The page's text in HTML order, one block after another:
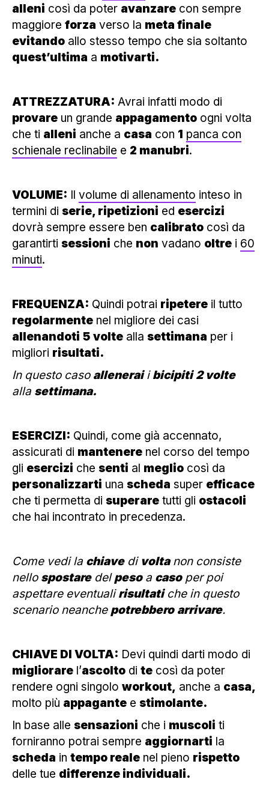
alleni così da poter avanzare con sempre
maggiore forza verso la meta finale
evitando allo stesso tempo che sia soltanto
quest’ultima a motivarti.
ATTREZZATURA: Avrai infatti modo di
provare un grande appagamento ogni volta
che ti alleni anche a casa con 1 panca con
schienale reclinabile e 2 manubri.
VOLUME: Il volume di allenamento inteso in
termini di serie, ripetizioni ed esercizi
dovrà sempre essere ben calibrato così da
garantirti sessioni che non vadano oltre i 60
minuti.
FREQUENZA: Quindi potrai ripetere il tutto
regolarmente nel migliore dei casi
allenandoti 5 volte alla settimana per i
migliori risultati.
In questo caso alleneraiibicipiti 2 volte
alla settimana.
ESERCIZI: Quindi, come già accennato,
assicurati di mantenere nel corso del tempo
gli esercizi che senti al meglio così da
personalizzarti una scheda super efficace
che ti permetta di superare tutti gli ostacoli
che hai incontrato in precedenza.
Come vedi la chiavedi voltanon consiste
nello spostaredelpesoa casoper poi
aspettare eventualirisultatiche in questo
scenario neanche potrebbero arrivare.
CHIAVE DI VOLTA: Devi quindi darti modo di
migliorare l’ascolto di te così da poter
rendere ogni singolo workout, anche a casa,
molto più appagante e stimolante.
In base alle sensazioni che i muscoli ti
forniranno potrai sempre aggiornarti la
scheda in tempo reale nel pieno rispetto
delle tue differenze individuali.